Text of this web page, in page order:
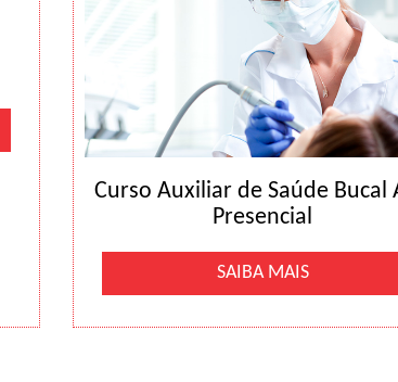
Curso Auxiliar de Saúde Bucal
Presencial
SAIBA MAIS